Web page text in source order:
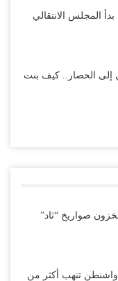
اليمنية تبدأ
بين طارق والإصلاح
المجلس الانتقالي
إلى الحصار.. كيف بنت
صواريخ “ثاد”
واشنطن تنهب أكثر من